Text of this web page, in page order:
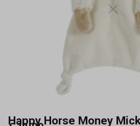
Happy Horse Money